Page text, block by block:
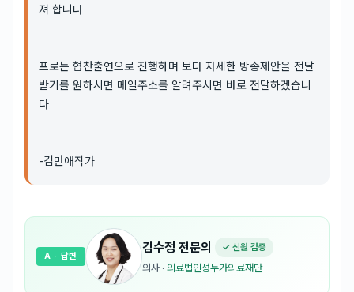
져 합니다
프로는 협찬출연으로 진행하며 보다 자세한 방송제안을 전달
받기를 원하시면 메일주소를 알려주시면 바로 전달하겠습니
다
-김만애작가
김수정 전문의 ✓ 신원 검증
의사 · 의료법인성누가의료재단
A · 답변